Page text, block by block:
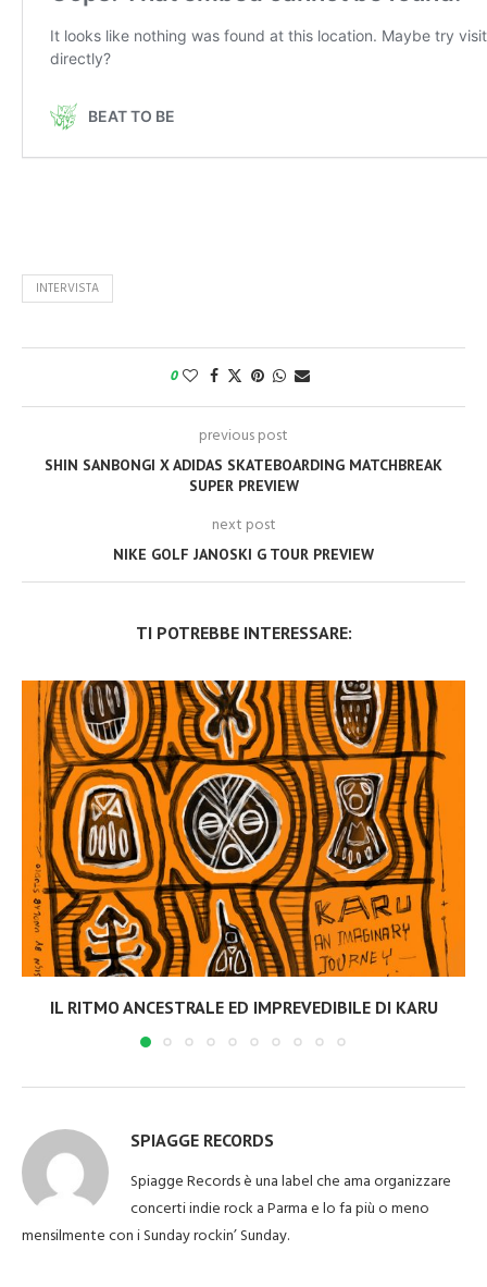
INTERVISTA
0
previous post
SHIN SANBONGI X ADIDAS SKATEBOARDING MATCHBREAK
SUPER PREVIEW
next post
NIKE GOLF JANOSKI G TOUR PREVIEW
TI POTREBBE INTERESSARE:
IL RITMO ANCESTRALE ED IMPREVEDIBILE DI KARU
SPIAGGE RECORDS
Spiagge Records è una label che ama organizzare
concerti indie rock a Parma e lo fa più o meno
mensilmente con i Sunday rockin’ Sunday.